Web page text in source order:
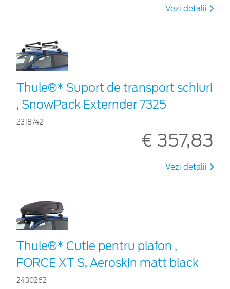
Vezi detalii
Thule®* Suport de transport schiuri
, SnowPack Externder 7325
2318742
€ 357,83
Vezi detalii
Thule®* Cutie pentru plafon ,
FORCE XT S, Aeroskin matt black
2430262